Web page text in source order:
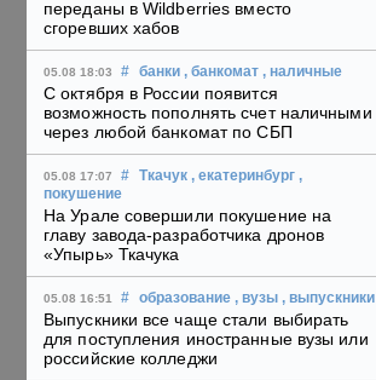
переданы в Wildberries вместо
сгоревших хабов
05.08 18:03 # банки , банкомат , наличные
С октября в России появится
возможность пополнять счет наличными
через любой банкомат по СБП
05.08 17:07 # Ткачук , екатеринбург ,
покушение
На Урале совершили покушение на
главу завода-разработчика дронов
«Упырь» Ткачука
05.08 16:51 # образование , вузы , выпускники
Выпускники все чаще стали выбирать
для поступления иностранные вузы или
российские колледжи